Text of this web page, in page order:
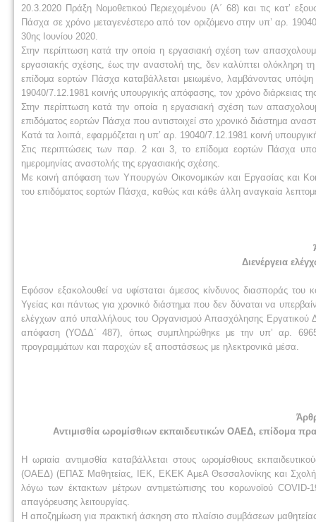
20.3.2020 Πράξη Νομοθετικού Περιεχομένου (Α΄ 68) και τις κατ’
Πάσχα σε χρόνο μεταγενέστερο από τον οριζόμενο στην υπ’ αρ.
30ης Ιουνίου 2020.
Στην περίπτωση κατά την οποία η εργασιακή σχέση των
εργασιακής σχέσης, έως την αναστολή της, δεν καλύπτει ολόκληρη
επίδομα εορτών Πάσχα καταβάλλεται μειωμένο, λαμβάνοντας
19040/7.12.1981 κοινής υπουργικής απόφασης, τον χρόνο διάρκειας
Στην περίπτωση κατά την οποία η εργασιακή σχέση των
επιδόματος εορτών Πάσχα που αντιστοιχεί στο χρονικό διάστημα
Κατά τα λοιπά, εφαρμόζεται η υπ’ αρ. 19040/7.12.1981 κοινή
Στις περιπτώσεις των παρ. 2 και 3, το επίδομα εορτών Πάσχα
ημερομηνίας αναστολής της εργασιακής σχέσης.
Με κοινή απόφαση των Υπουργών Οικονομικών και Εργασίας και
του επιδόματος εορτών Πάσχα, καθώς και κάθε άλλη αναγκαία
Διενέργεια
Εφόσον εξακολουθεί να υφίσταται άμεσος κίνδυνος διασποράς
Υγείας και πάντως για χρονικό διάστημα που δεν δύναται να
ελέγχων από υπαλλήλους του Οργανισμού Απασχόλησης
απόφαση (ΥΟΔΔ΄ 487), όπως συμπληρώθηκε με την υπ’ αρ. 6965/
προγραμμάτων και παροχών εξ αποστάσεως με ηλεκτρονικά μέσα.
Αντιμισθία ωρομίσθιων εκπαιδευτικών ΟΑΕΔ, επίδομα
Η ωριαία αντιμισθία καταβάλλεται στους ωρομίσθιους
(ΟΑΕΔ) (ΕΠΑΣ Μαθητείας, ΙΕΚ, ΕΚΕΚ ΑμεΑ Θεσσαλονίκης και Σχολή
λόγω των έκτακτων μέτρων αντιμετώπισης του κορωνοϊού
απαγόρευσης λειτουργίας.
Η αποζημίωση για πρακτική άσκηση στο πλαίσιο συμβάσεων